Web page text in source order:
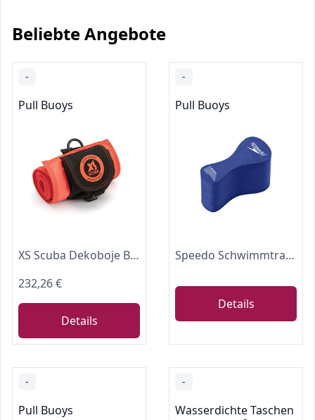
Beliebte Angebote
-
Pull Buoys
XS Scuba Dekoboje Buoy 183 x 31 cm Quick-Launch Rolle integriert Stab Deko Deco Oberfläche
232,26 €
Details
-
Pull Buoys
Speedo Schwimmtraining-Buje für Erwachsene, Blau
Details
-
Pull Buoys
-
Wasserdichte Taschen